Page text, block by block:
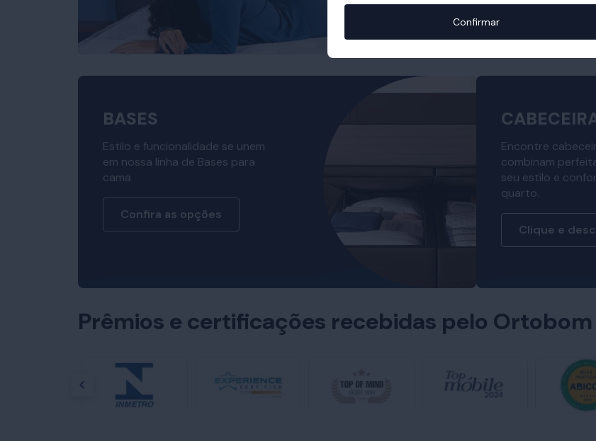
BASES
Estilo e funcionalidade se unem
em nossa linha de Bases para
cama
Confira as opções
Encontre
combinam
seu estilo e
quarto.
Clique e
Prêmios e certificações recebidas pelo Ortobom
Confirmar